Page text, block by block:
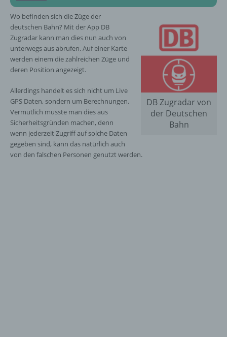
DB Zugradar von
der Deutschen
Bahn
Wo befinden sich die Züge der
deutschen Bahn? Mit der App DB
Zugradar kann man dies nun auch von
unterwegs aus abrufen. Auf einer Karte
werden einem die zahlreichen Züge und
deren Position angezeigt.
Allerdings handelt es sich nicht um Live
GPS Daten, sondern um Berechnungen.
Vermutlich musste man dies aus
Sicherheitsgründen machen, denn
wenn jederzeit Zugriff auf solche Daten
gegeben sind, kann das natürlich auch
von den falschen Personen genutzt werden.